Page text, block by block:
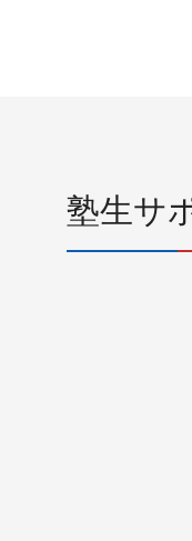
塾生サ